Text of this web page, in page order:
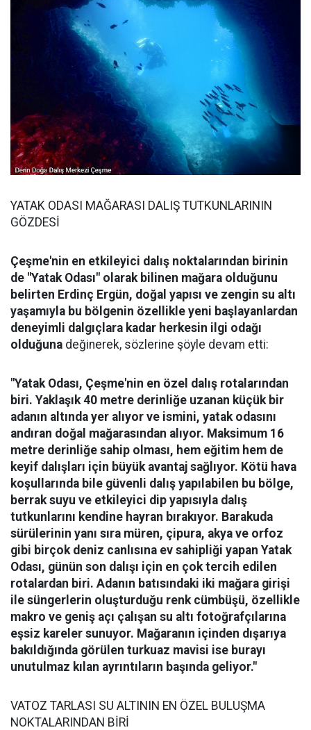
YATAK ODASI MAĞARASI DALIŞ TUTKUNLARININ
GÖZDESİ
Çeşme'nin en etkileyici dalış noktalarından birinin
de "Yatak Odası" olarak bilinen mağara olduğunu
belirten Erdinç Ergün, doğal yapısı ve zengin su altı
yaşamıyla bu bölgenin özellikle yeni başlayanlardan
deneyimli dalgıçlara kadar herkesin ilgi odağı
olduğuna değinerek, sözlerine şöyle devam etti:
"Yatak Odası, Çeşme'nin en özel dalış rotalarından
biri. Yaklaşık 40 metre derinliğe uzanan küçük bir
adanın altında yer alıyor ve ismini, yatak odasını
andıran doğal mağarasından alıyor. Maksimum 16
metre derinliğe sahip olması, hem eğitim hem de
keyif dalışları için büyük avantaj sağlıyor. Kötü hava
koşullarında bile güvenli dalış yapılabilen bu bölge,
berrak suyu ve etkileyici dip yapısıyla dalış
tutkunlarını kendine hayran bırakıyor. Barakuda
sürülerinin yanı sıra müren, çipura, akya ve orfoz
gibi birçok deniz canlısına ev sahipliği yapan Yatak
Odası, günün son dalışı için en çok tercih edilen
rotalardan biri. Adanın batısındaki iki mağara girişi
ile süngerlerin oluşturduğu renk cümbüşü, özellikle
makro ve geniş açı çalışan su altı fotoğrafçılarına
eşsiz kareler sunuyor. Mağaranın içinden dışarıya
bakıldığında görülen turkuaz mavisi ise burayı
unutulmaz kılan ayrıntıların başında geliyor."
VATOZ TARLASI SU ALTININ EN ÖZEL BULUŞMA
NOKTALARINDAN BİRİ